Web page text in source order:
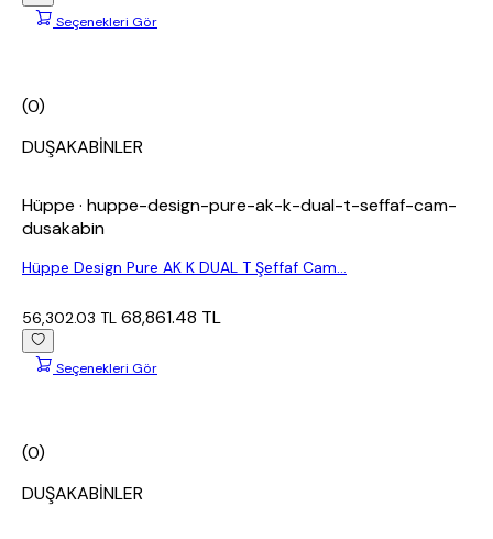
Seçenekleri Gör
(0)
DUŞAKABİNLER
Hüppe · huppe-design-pure-ak-k-dual-t-seffaf-cam-
dusakabin
Hüppe Design Pure AK K DUAL T Şeffaf Cam...
56,302.03 TL 68,861.48 TL
Seçenekleri Gör
(0)
DUŞAKABİNLER